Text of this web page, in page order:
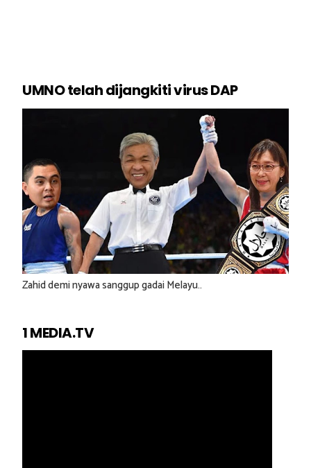
UMNO telah dijangkiti virus DAP
Zahid demi nyawa sanggup gadai Melayu..
1 MEDIA.TV